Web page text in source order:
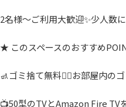
2名様〜ご利用大歓迎✨少人数
★ このスペースのおすすめ
🚮ゴミ捨て無料🙆‍♂️お部屋内の
📺50型のTVとAmazon Fire TV